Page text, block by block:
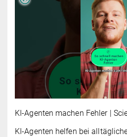
KI-Agenten machen Fehler |
KI-Agenten helfen bei